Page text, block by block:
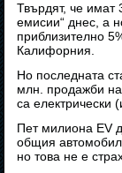
Твърдят, че имат
емисии“ днес, а
приблизително
Калифорния.
Но последната
млн. продажби
са електрически
Пет милиона EV
общия
но това не е